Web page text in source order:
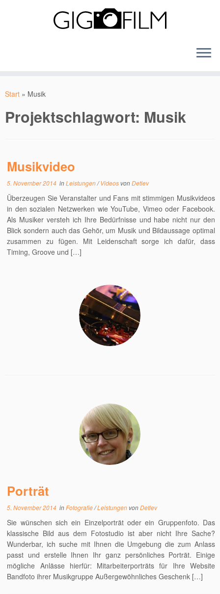
Inhalt
Start » Musik
Projektschlagwort: Musik
Musikvideo
5. November 2014 inLeistungen/Videos vonDetlev
Überzeugen Sie Veranstalter und Fans mit stimmigen Musikvideos
in den sozialen Netzwerken wie YouTube, Vimeo oder Facebook.
Als Musiker versteh ich Ihre Bedürfnisse und habe nicht nur den
Blick sondern auch das Gehör, um Musik und Bildaussage optimal
zusammen zu fügen. Mit Leidenschaft sorge ich dafür, dass
Timing, Groove und […]
Porträt
5. November 2014 inFotografie/Leistungen vonDetlev
Sie wünschen sich ein Einzelporträt oder ein Gruppenfoto. Das
klassische Bild aus dem Fotostudio ist aber nicht Ihre Sache?
Wunderbar, ich suche mit Ihnen die Umgebung die zum Anlass
passt und erstelle Ihnen Ihr ganz persönliches Porträt. Einige
mögliche Anlässe hierfür: Mitarbeiterporträts für Ihre Website
Bandfoto ihrer Musikgruppe Außergewöhnliches Geschenk […]